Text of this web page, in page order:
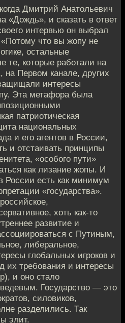
Дмитрий Анатольевич
«Дождь», и сказать в ответ
интервью он выбрал
что вы жопу не
остальные
те, которые работали на
на Первом канале, других
интересы
Эта метафора была
патриотическая
национальных
и его агентов в России,
и отстаивать принципы
«особого пути»
как лизание жопы. И
России есть как минимум
«государства».
хоть как-то
развитие и
с Путиным,
либеральное,
глобальных игроков и
их требования и интересы
и оно стало
Государство — это
силовиков,
разделились. Так
элит.